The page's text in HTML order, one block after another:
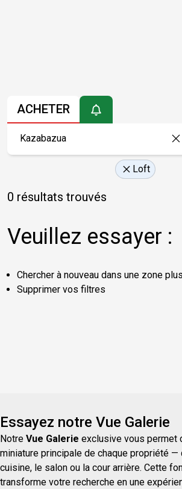
ACHETER
Loft
0 résultats trouvés
Veuillez essayer :
Chercher à nouveau dans une zone
Supprimer vos filtres
Essayez notre Vue Galerie
Notre Vue Galerie exclusive vous permet
miniature principale de chaque propriété —
cuisine, le salon ou la cour arrière. Cette
transforme votre recherche en une